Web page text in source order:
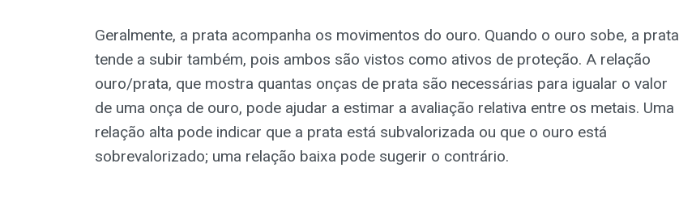
Geralmente, a prata acompanha os movimentos do ouro. Quando o ouro sobe, a prata
tende a subir também, pois ambos são vistos como ativos de proteção. A relação
ouro/prata, que mostra quantas onças de prata são necessárias para igualar o valor
de uma onça de ouro, pode ajudar a estimar a avaliação relativa entre os metais. Uma
relação alta pode indicar que a prata está subvalorizada ou que o ouro está
sobrevalorizado; uma relação baixa pode sugerir o contrário.